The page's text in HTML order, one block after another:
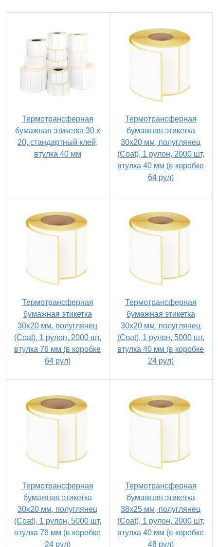
Термотрансферная
бумажная этикетка 30 х
20, стандартный клей,
втулка 40 мм
Термотрансферная
бумажная этикетка
30х20 мм, полуглянец
(Coat), 1 рулон, 2000 шт,
втулка 40 мм (в коробке
64 рул)
Термотрансферная
бумажная этикетка
30х20 мм, полуглянец
(Coat), 1 рулон, 2000 шт,
втулка 76 мм (в коробке
64 рул)
Термотрансферная
бумажная этикетка
30х20 мм, полуглянец
(Coat), 1 рулон, 5000 шт,
втулка 40 мм (в коробке
24 рул)
Термотрансферная
бумажная этикетка
30х20 мм, полуглянец
(Coat), 1 рулон, 5000 шт,
втулка 76 мм (в коробке
24 рул)
Термотрансферная
бумажная этикетка
38х25 мм, полуглянец
(Coat), 1 рулон, 2000 шт,
втулка 40 мм (в коробке
48 рул)